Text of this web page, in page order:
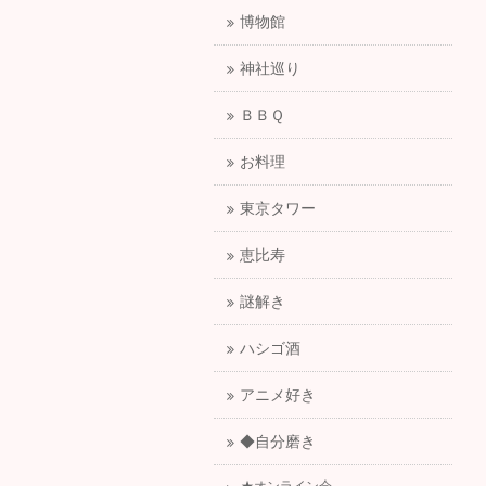
博物館
神社巡り
ＢＢＱ
お料理
東京タワー
恵比寿
謎解き
ハシゴ酒
アニメ好き
◆自分磨き